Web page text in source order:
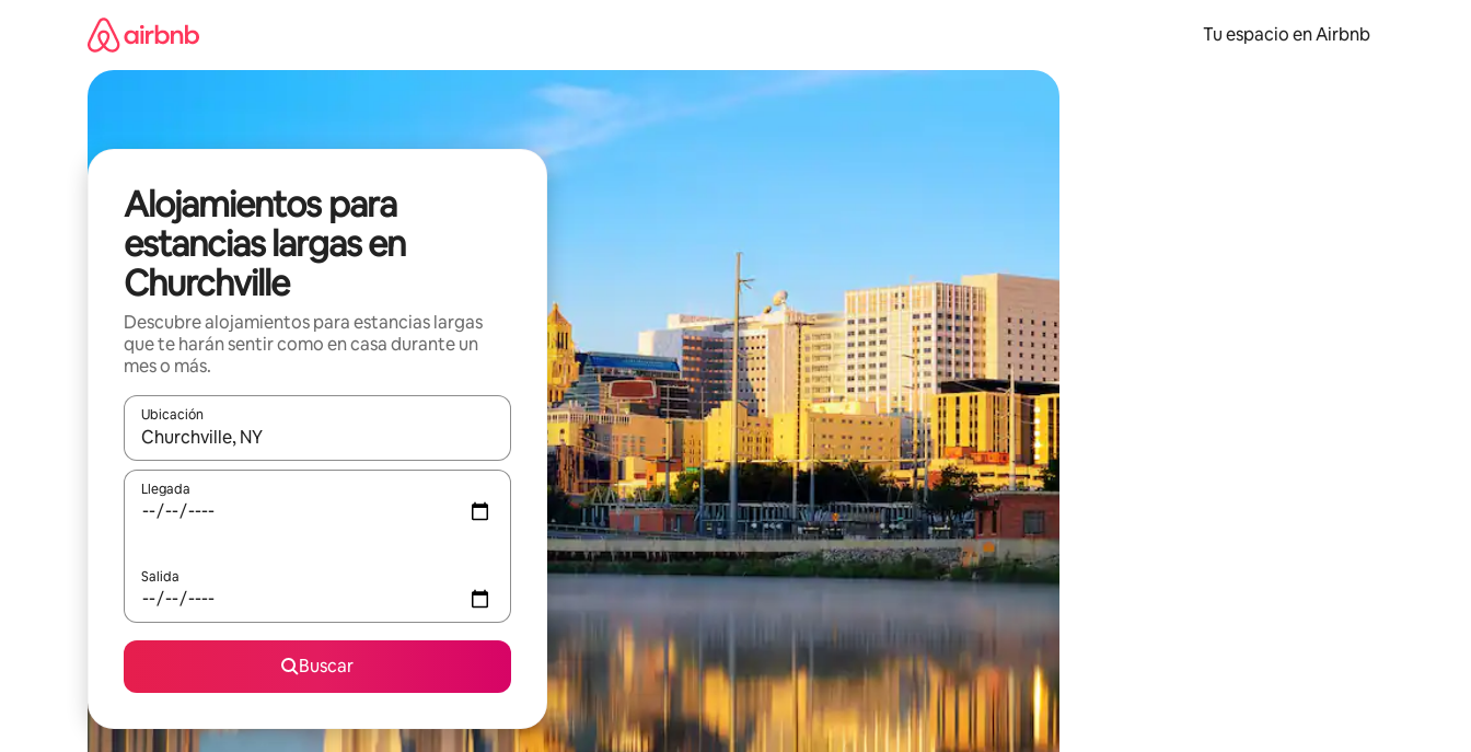
Tu espacio en Airbnb
Alojamientos para
estancias largas en
Churchville
Descubre alojamientos para estancias largas
que te harán sentir como en casa durante un
mes o más.
Ubicación
Cuando los resultados estén disponibles, podrás navegar usando las teclas de las flechas hacia arriba y hacia abajo, o bien tocando y deslizando la pantalla.
Llegada
Salida
Buscar